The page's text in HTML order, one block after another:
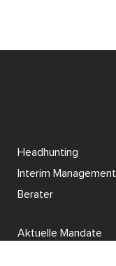
Headhunting
Interim Management
Berater
Aktuelle Mandate